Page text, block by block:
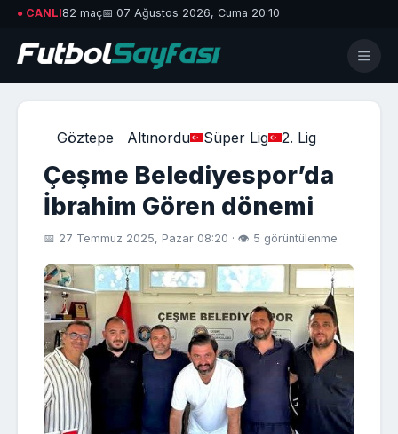
● CANLI82 maç📅 07 Ağustos 2026, Cuma 20:10
Göztepe Altınordu Süper Lig 2. Lig
Çeşme Belediyespor’da
İbrahim Gören dönemi
📅 27 Temmuz 2025, Pazar 08:20 · 👁 5 görüntülenme